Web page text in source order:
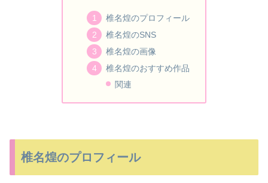
椎名煌のプロフィール
椎名煌のSNS
椎名煌の画像
椎名煌のおすすめ作品
関連
椎名煌のプロフィール